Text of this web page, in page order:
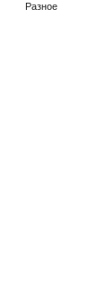
Разное